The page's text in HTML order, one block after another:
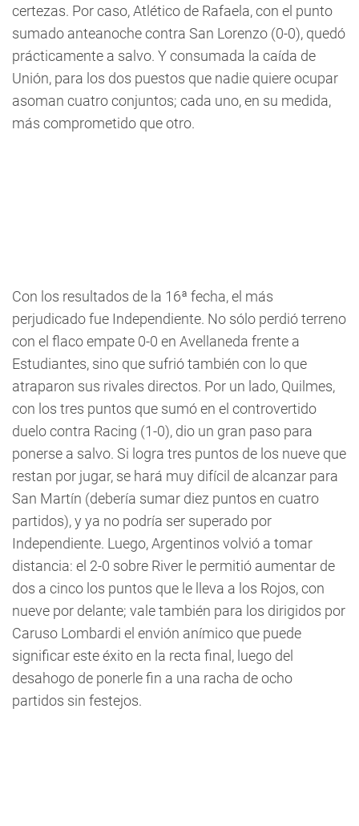
certezas. Por caso, Atlético de Rafaela, con el punto
sumado anteanoche contra San Lorenzo (0-0), quedó
prácticamente a salvo. Y consumada la caída de
Unión, para los dos puestos que nadie quiere ocupar
asoman cuatro conjuntos; cada uno, en su medida,
más comprometido que otro.
Con los resultados de la 16ª fecha, el más
perjudicado fue Independiente. No sólo perdió terreno
con el flaco empate 0-0 en Avellaneda frente a
Estudiantes, sino que sufrió también con lo que
atraparon sus rivales directos. Por un lado, Quilmes,
con los tres puntos que sumó en el controvertido
duelo contra Racing (1-0), dio un gran paso para
ponerse a salvo. Si logra tres puntos de los nueve que
restan por jugar, se hará muy difícil de alcanzar para
San Martín (debería sumar diez puntos en cuatro
partidos), y ya no podría ser superado por
Independiente. Luego, Argentinos volvió a tomar
distancia: el 2-0 sobre River le permitió aumentar de
dos a cinco los puntos que le lleva a los Rojos, con
nueve por delante; vale también para los dirigidos por
Caruso Lombardi el envión anímico que puede
significar este éxito en la recta final, luego del
desahogo de ponerle fin a una racha de ocho
partidos sin festejos.